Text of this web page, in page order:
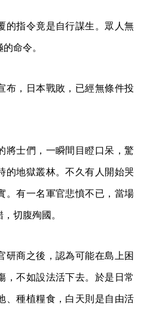
的指令竟是自行謀生。眾人無
命令。
布，日本戰敗，已經無條件投
將士們，一瞬間目瞪口呆，驚
的地獄叢林。不久有人開始哭
。有一名軍官悲憤不已，當場
切腹殉國。
研商之後，認為可能在島上困
，不如設法活下去。於是日常
、種植糧食，白天則是自由活